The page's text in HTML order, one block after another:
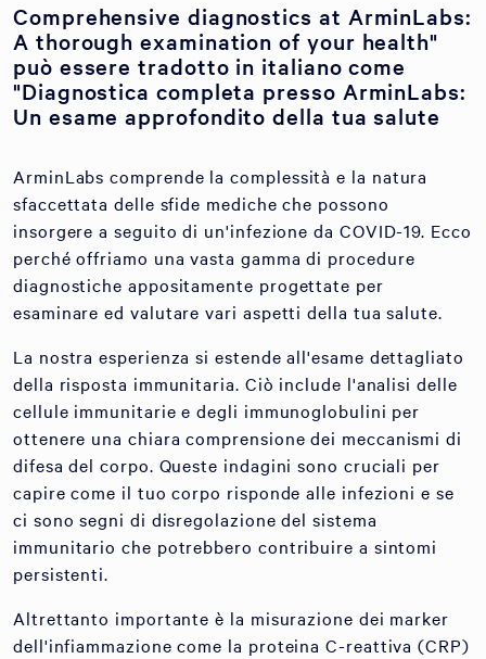
Comprehensive diagnostics at ArminLabs:
A thorough examination of your health"
può essere tradotto in italiano come
"Diagnostica completa presso ArminLabs:
Un esame approfondito della tua salute
ArminLabs comprende la complessità e la natura
sfaccettata delle sfide mediche che possono
insorgere a seguito di un'infezione da COVID-19. Ecco
perché offriamo una vasta gamma di procedure
diagnostiche appositamente progettate per
esaminare ed valutare vari aspetti della tua salute.
La nostra esperienza si estende all'esame dettagliato
della risposta immunitaria. Ciò include l'analisi delle
cellule immunitarie e degli immunoglobulini per
ottenere una chiara comprensione dei meccanismi di
difesa del corpo. Queste indagini sono cruciali per
capire come il tuo corpo risponde alle infezioni e se
ci sono segni di disregolazione del sistema
immunitario che potrebbero contribuire a sintomi
persistenti.
Altrettanto importante è la misurazione dei marker
dell'infiammazione come la proteina C-reattiva (CRP)